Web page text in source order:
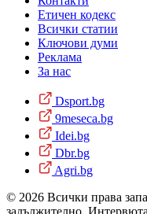
Етичен кодекс
Всички статии
Ключови думи
Реклама
За нас
Dsport.bg
9meseca.bg
Idei.bg
Dbr.bg
Agri.bg
© 2026 Всички права
задължително.